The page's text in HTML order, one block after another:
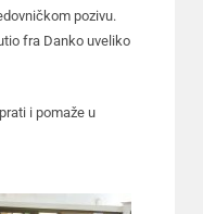
pozivu.
fra Danko uveliko
i pomaže u